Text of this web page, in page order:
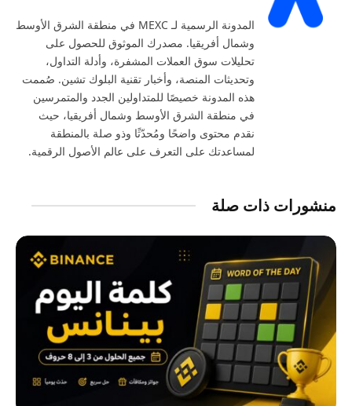
المدونة الرسمية لـ MEXC في منطقة الشرق الأوسط
وشمال أفريقيا. مصدرك الموثوق للحصول على
تحليلات سوق العملات المشفرة، وأدلة التداول،
وتحديثات المنصة، وأخبار تقنية البلوك تشين. صُممت
هذه المدونة خصيصًا للمتداولين الجدد والمتمرسين
في منطقة الشرق الأوسط وشمال أفريقيا، حيث
نقدم محتوى واضحًا ومُحدّثًا وذو صلة بالمنطقة
لمساعدتك على التعرف على عالم الأصول الرقمية.
منشورات ذات صلة